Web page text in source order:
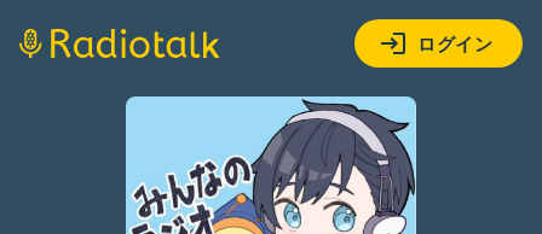
ログイン